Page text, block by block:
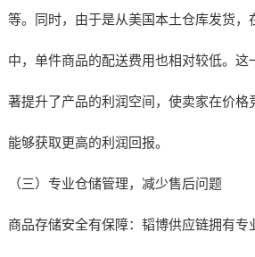
等。同时，由于是从美国本土仓库发货，
中，单件商品的配送费用也相对较低。这
著提升了产品的利润空间，使卖家在价格
能够获取更高的利润回报。
（三）专业仓储管理，减少售后问题
商品存储安全有保障：韬博供应链拥有专